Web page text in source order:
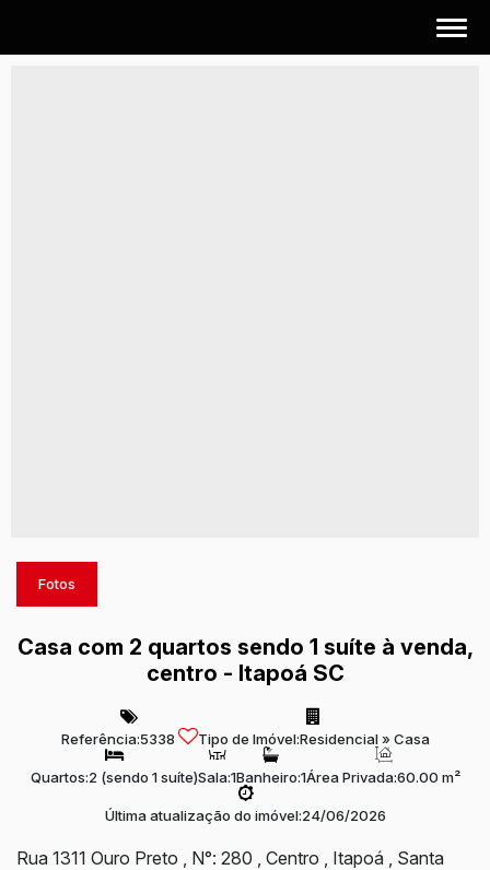
Fotos
Casa com 2 quartos sendo 1 suíte à venda,
centro - Itapoá SC
Referência:5338 Tipo de Imóvel:Residencial» Casa
Quartos:2 (sendo 1 suíte)Sala:1Banheiro:1Área Privada:60.00 m²
Última atualização do imóvel:24/06/2026
Rua 1311 Ouro Preto , N°: 280 , Centro , Itapoá , Santa